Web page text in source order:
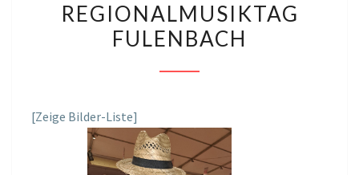
FULENBACH
REGIONALMUSIKTAG
FULENBACH
[Zeige Bilder-Liste]